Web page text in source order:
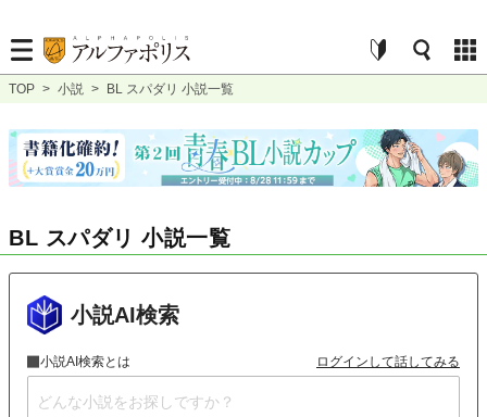
TOP > 小説 > BL スパダリ 小説一覧
BL スパダリ 小説一覧
小説AI検索
小説AI検索とは ログインして話してみる